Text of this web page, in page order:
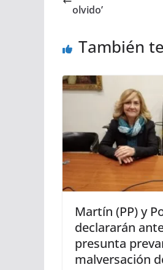
olvido’
También
Martín (PP) y
declararán
presunta
malversación